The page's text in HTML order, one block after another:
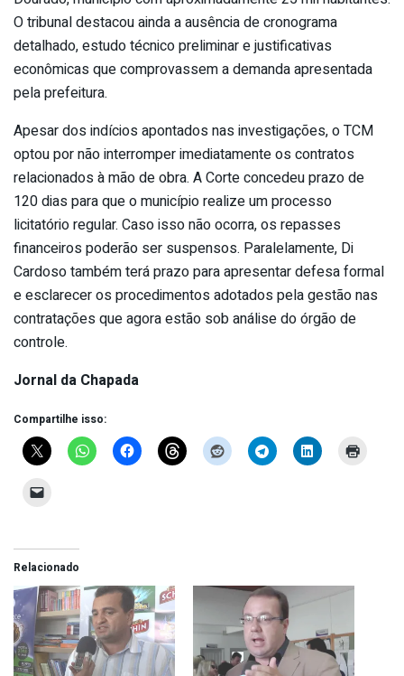
O tribunal destacou ainda a ausência de cronograma
detalhado, estudo técnico preliminar e justificativas
econômicas que comprovassem a demanda apresentada
pela prefeitura.
Apesar dos indícios apontados nas investigações, o TCM
optou por não interromper imediatamente os contratos
relacionados à mão de obra. A Corte concedeu prazo de
120 dias para que o município realize um processo
licitatório regular. Caso isso não ocorra, os repasses
financeiros poderão ser suspensos. Paralelamente, Di
Cardoso também terá prazo para apresentar defesa formal
e esclarecer os procedimentos adotados pela gestão nas
contratações que agora estão sob análise do órgão de
controle.
Jornal da Chapada
Compartilhe isso:
Relacionado